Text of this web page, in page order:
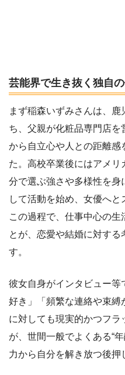
芸能界で生き抜く独自
まず稲森いずみさんは、
ち、父親が化粧品専門店を
から自立心や人との距離感
た。高校卒業後にはアメリ
分で選ぶ強さや多様性を身
して活動を始め、女優へと
この過程で、仕事中心の生
とが、恋愛や結婚に対す
す。
彼女自身がインタビュー
好き」「頻繁な連絡や束縛
に対しても現実的かつフ
が、世間一般でよくある“
力から自分を解き放つ後押